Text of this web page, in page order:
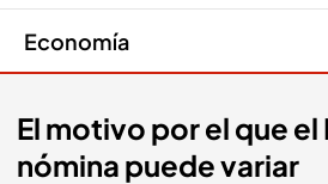
Economía
El motivo por el que el
nómina puede variar